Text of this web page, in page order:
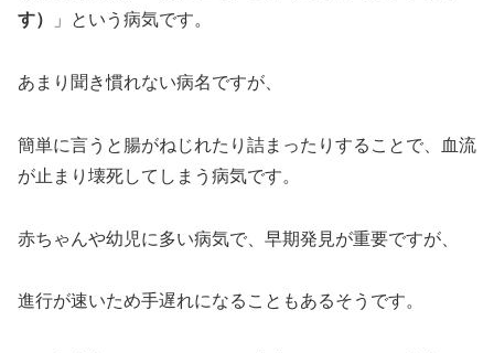
す）
」という病気です。
あまり聞き慣れない病名ですが、
簡単に言うと腸がねじれたり詰まったりすることで、血流
が止まり壊死してしまう病気です。
赤ちゃんや幼児に多い病気で、早期発見が重要ですが、
進行が速いため手遅れになることもあるそうです。